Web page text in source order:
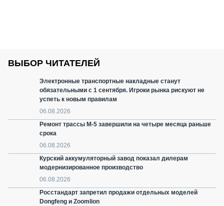
ВЫБОР ЧИТАТЕЛЕЙ
Электронные транспортные накладные станут
обязательными с 1 сентября. Игроки рынка рискуют не
успеть к новым правилам
06.08.2026
Ремонт трассы М-5 завершили на четыре месяца раньше
срока
06.08.2026
Курский аккумуляторный завод показал дилерам
модернизированное производство
06.08.2026
Росстандарт запретил продажи отдельных моделей
Dongfeng и Zoomlion